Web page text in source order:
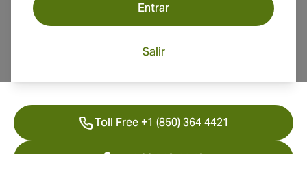
Entrar
Salir
Toll Free +1 (850) 364 4421
+41 22 518 44 43